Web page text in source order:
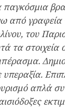
από γραφεία
του
τα στοιχεία
υπεραξία.
απλά